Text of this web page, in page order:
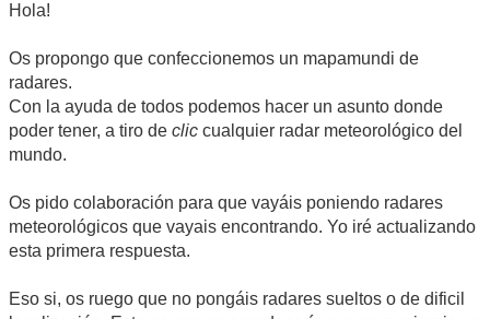
Hola!
Os propongo que confeccionemos un mapamundi de
radares.
Con la ayuda de todos podemos hacer un asunto donde
poder tener, a tiro de clic cualquier radar meteorológico del
mundo.
Os pido colaboración para que vayáis poniendo radares
meteorológicos que vayais encontrando. Yo iré actualizando
esta primera respuesta.
Eso si, os ruego que no pongáis radares sueltos o de dificil